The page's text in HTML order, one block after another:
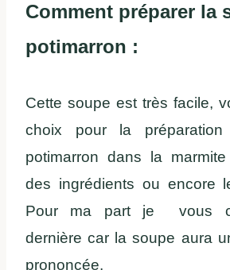
Comment préparer la
potimarron :
Cette soupe est très facile,
choix pour la
potimarron dans la
des ingrédients ou encore
Pour ma part je vous
dernière car la soupe aura
prononcée.